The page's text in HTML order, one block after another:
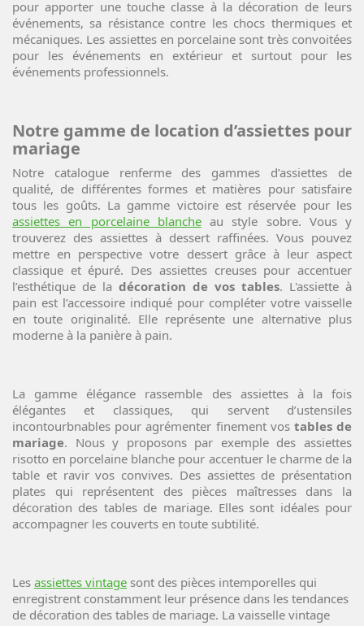
pour apporter une touche classe à la décoration de leurs
événements, sa résistance contre les chocs thermiques et
mécaniques. Les assiettes en porcelaine sont très convoitées
pour les événements en extérieur et surtout pour les
événements professionnels.
Notre gamme de location d’assiettes pour
mariage
Notre catalogue renferme des gammes d’assiettes de
qualité, de différentes formes et matières pour satisfaire
tous les goûts. La gamme victoire est réservée pour les
assiettes en porcelaine blancheau style sobre. Vous y
trouverez des assiettes à dessert raffinées. Vous pouvez
mettre en perspective votre dessert grâce à leur aspect
classique et épuré. Des assiettes creuses pour accentuer
l’esthétique de la décoration de vos tables. L'assiette à
pain est l’accessoire indiqué pour compléter votre vaisselle
en toute originalité. Elle représente une alternative plus
moderne à la panière à pain.
La gamme élégance rassemble des assiettes à la fois
élégantes et classiques, qui servent d’ustensiles
incontourbnables pour agrémenter finement vos tables de
mariage. Nous y proposons par exemple des assiettes
risotto en porcelaine blanche pour accentuer le charme de la
table et ravir vos convives. Des assiettes de présentation
plates qui représentent des pièces maîtresses dans la
décoration des tables de mariage. Elles sont idéales pour
accompagner les couverts en toute subtilité.
Les assiettes vintage sont des pièces intemporelles qui
enregistrent constamment leur présence dans les tendances
de décoration des tables de mariage. La vaisselle vintage